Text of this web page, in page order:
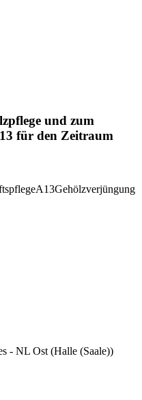
und zum
für den Zeitraum
A13Gehölzverjüngung
- NL Ost (Halle (Saale))